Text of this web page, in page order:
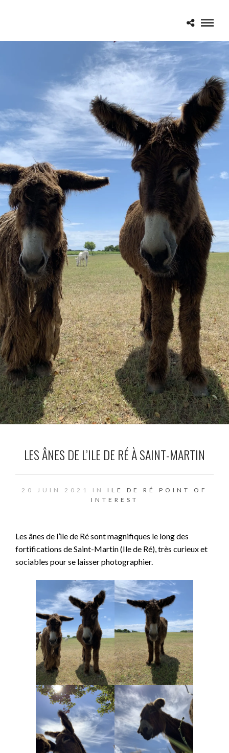
LES ÂNES DE L’ILE DE RÉ À SAINT-MARTIN
20 JUIN 2021 IN ILE DE RÉ
POINT OF
INTEREST
Les ânes de l’ile de Ré sont magnifiques le long des
fortifications de Saint-Martin (Ile de Ré), très curieux et
sociables pour se laisser photographier.